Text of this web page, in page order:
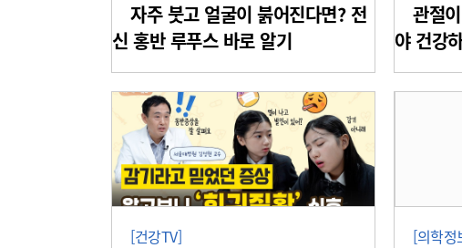
자주 붓고 얼굴이 붉어진다면? 전
신 홍반 루푸스 바로 알기
관절
야 건강
[건강TV] [의학정